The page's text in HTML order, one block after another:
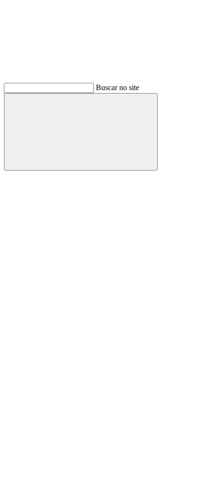
Buscar no site
Buscar